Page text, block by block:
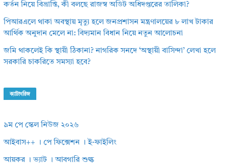
কর্তন নিয়ে বিভ্রান্তি, কী বলছে রাজস্ব অডিট অধিদপ্তরের তালিকা?
পিআরএলে থাকা অবস্থায় মৃত্যু হলে জনপ্রশাসন মন্ত্রণালয়ের ৮ লাখ টাকার
আর্থিক অনুদান মেলে না: বিদ্যমান বিধান নিয়ে নতুন আলোচনা
জমি থাকলেই কি স্থায়ী ঠিকানা? নাগরিক সনদে ‘অস্থায়ী বাসিন্দা’ লেখা হলে
সরকারি চাকরিতে সমস্যা হবে?
ক্যাটাগরিজ
৯ম পে স্কেল নিউজ ২০২৬
আইবাস++ । পে ফিক্সেশন । ই-ফাইলিং
আয়কর । ভ্যাট । আবগারি শুল্ক